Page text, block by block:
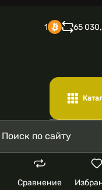
1 65
Сравнение